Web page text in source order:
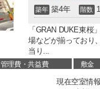
築年 築4年 階数
「GRAN DUKE東
場などが揃っており
当り...
管理費・共益費 敷金
現在空室情